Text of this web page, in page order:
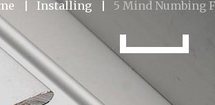
Installing 5 Mind Numbing